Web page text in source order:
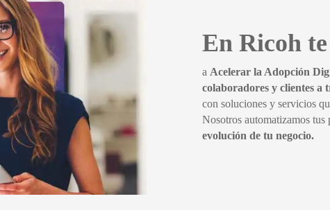
En Ricoh
a Acelerar la Adopción
colaboradores y clientes a
con soluciones y servicios
Nosotros automatizamos
evolución de tu negocio.